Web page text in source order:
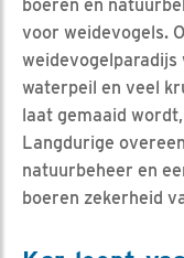
boeren en
voor weidevogels.
weidevogelparadijs
waterpeil en veel
laat gemaaid
Langdurige
natuurbeheer en
boeren zekerheid